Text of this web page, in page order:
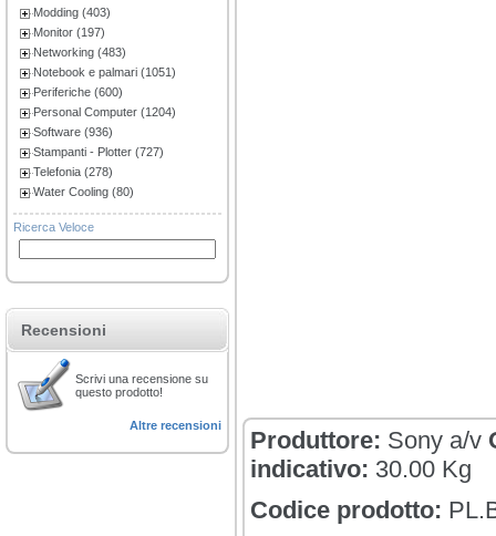
Modding (403)
Monitor (197)
Networking (483)
Notebook e palmari (1051)
Periferiche (600)
Personal Computer (1204)
Software (936)
Stampanti - Plotter (727)
Telefonia (278)
Water Cooling (80)
Ricerca Veloce
Recensioni
Scrivi una recensione su
questo prodotto!
Altre recensioni
Produttore: Sony a/v
indicativo: 30.00 Kg
Codice prodotto: